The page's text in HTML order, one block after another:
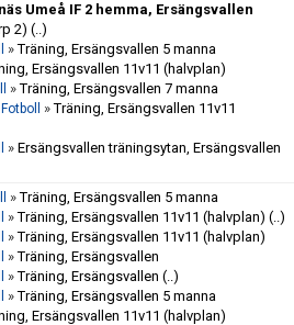
Umeå IF 2 hemma, Ersängsvallen
2) (..)
»Träning, Ersängsvallen 5 manna
Ersängsvallen 11v11 (halvplan)
»Träning, Ersängsvallen 7 manna
»Träning, Ersängsvallen 11v11
» Ersängsvallen träningsytan, Ersängsvallen
»Träning, Ersängsvallen 5 manna
»Träning, Ersängsvallen 11v11 (halvplan) (..)
»Träning, Ersängsvallen 11v11 (halvplan)
»Träning, Ersängsvallen
»Träning, Ersängsvallen (..)
»Träning, Ersängsvallen 5 manna
Ersängsvallen 11v11 (halvplan)